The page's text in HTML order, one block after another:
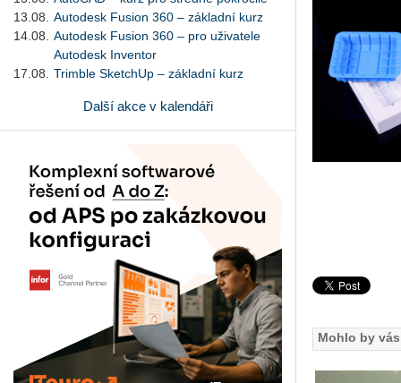
13.08.
Autodesk Fusion 360 – základní kurz
14.08.
Autodesk Fusion 360 – pro uživatele
Autodesk Inventor
17.08.
Trimble SketchUp – základní kurz
Další akce v kalendáři
Mohlo by